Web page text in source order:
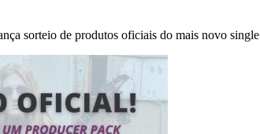
sorteio de produtos oficiais do mais novo single